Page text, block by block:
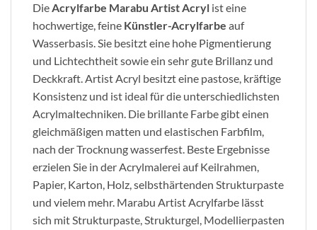
DieAcrylfarbe Marabu Artist Acryl ist eine
hochwertige, feine Künstler-Acrylfarbe auf
Wasserbasis. Sie besitzt eine hohe Pigmentierung
und Lichtechtheit sowie ein sehr gute Brillanz und
Deckkraft. Artist Acryl besitzt eine pastose, kräftige
Konsistenz und ist ideal für die unterschiedlichsten
Acrylmaltechniken. Die brillante Farbe gibt einen
gleichmäßigen matten und elastischen Farbfilm,
nach der Trocknung wasserfest. Beste Ergebnisse
erzielen Sie in der Acrylmalerei auf Keilrahmen,
Papier, Karton, Holz, selbsthärtenden Strukturpaste
und vielem mehr. Marabu Artist Acrylfarbe lässt
sich mit Strukturpaste, Strukturgel, Modellierpasten